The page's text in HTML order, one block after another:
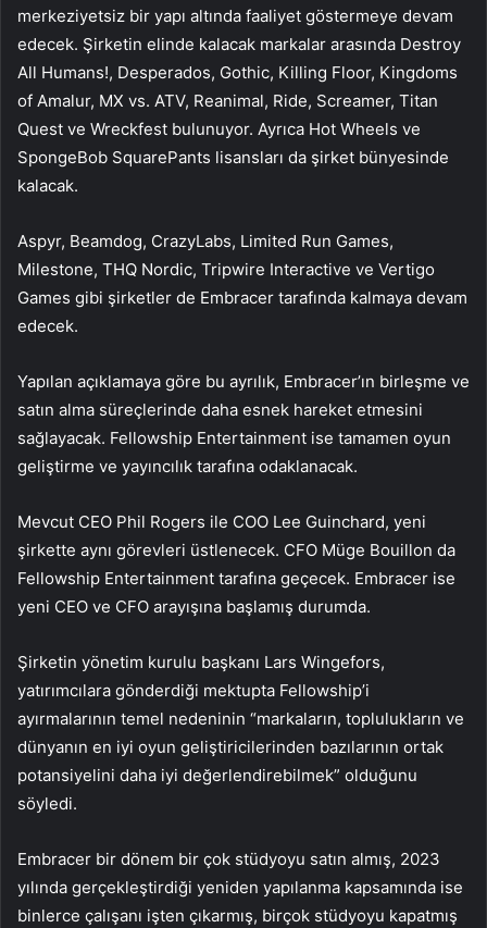
merkeziyetsiz bir yapı altında faaliyet göstermeye devam
edecek. Şirketin elinde kalacak markalar arasında Destroy
All Humans!, Desperados, Gothic, Killing Floor, Kingdoms
of Amalur, MX vs. ATV, Reanimal, Ride, Screamer, Titan
Quest ve Wreckfest bulunuyor. Ayrıca Hot Wheels ve
SpongeBob SquarePants lisansları da şirket bünyesinde
kalacak.
Aspyr, Beamdog, CrazyLabs, Limited Run Games,
Milestone, THQ Nordic, Tripwire Interactive ve Vertigo
Games gibi şirketler de Embracer tarafında kalmaya devam
edecek.
Yapılan açıklamaya göre bu ayrılık, Embracer’ın birleşme ve
satın alma süreçlerinde daha esnek hareket etmesini
sağlayacak. Fellowship Entertainment ise tamamen oyun
geliştirme ve yayıncılık tarafına odaklanacak.
Mevcut CEO Phil Rogers ile COO Lee Guinchard, yeni
şirkette aynı görevleri üstlenecek. CFO Müge Bouillon da
Fellowship Entertainment tarafına geçecek. Embracer ise
yeni CEO ve CFO arayışına başlamış durumda.
Şirketin yönetim kurulu başkanı Lars Wingefors,
yatırımcılara gönderdiği mektupta Fellowship’i
ayırmalarının temel nedeninin “markaların, toplulukların ve
dünyanın en iyi oyun geliştiricilerinden bazılarının ortak
potansiyelini daha iyi değerlendirebilmek” olduğunu
söyledi.
Embracer bir dönem bir çok stüdyoyu satın almış, 2023
yılında gerçekleştirdiği yeniden yapılanma kapsamında ise
binlerce çalışanı işten çıkarmış, birçok stüdyoyu kapatmış